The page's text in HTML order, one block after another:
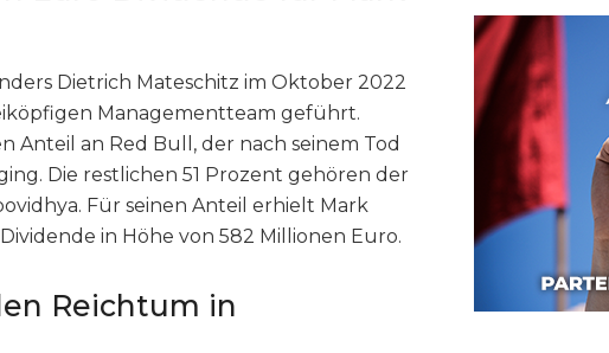
Dietrich Mateschitz im Oktober 2022
Managementteam geführt.
Anteil an Red Bull, der nach seinem Tod
Die restlichen 51 Prozent gehören der
Für seinen Anteil erhielt Mark
in Höhe von 582 Millionen Euro.
Reichtum in